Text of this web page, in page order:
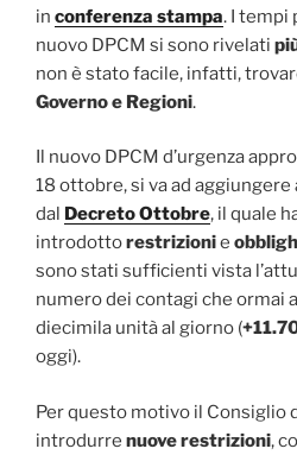
in conferenza stampa. I tempi
nuovo DPCM si sono rivelati
non è stato facile, infatti,
Governo e Regioni.
Il nuovo DPCM d’urgenza
18 ottobre, si va ad
dal Decreto Ottobre, il quale
introdottorestrizionie
sono stati sufficienti vista
numero dei contagi che ormai
diecimila unità al giorno (
oggi).
Per questo motivo il Consiglio
introdurre nuove restrizioni,